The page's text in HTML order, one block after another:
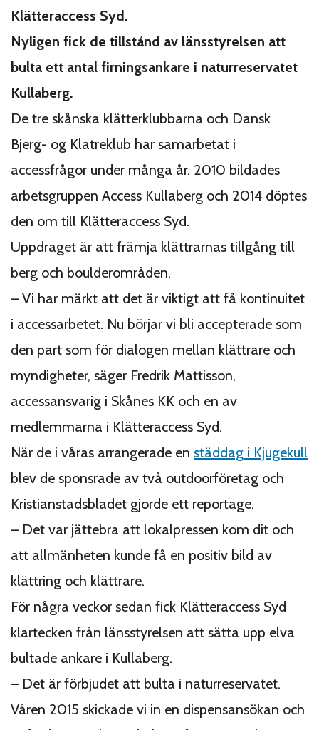
Klätteraccess Syd.
Nyligen fick de tillstånd av länsstyrelsen att
bulta ett antal firningsankare i naturreservatet
Kullaberg.
De tre skånska klätterklubbarna och Dansk
Bjerg- og Klatreklub har samarbetat i
accessfrågor under många år. 2010 bildades
arbetsgruppen Access Kullaberg och 2014 döptes
den om till Klätteraccess Syd.
Uppdraget är att främja klättrarnas tillgång till
berg och boulderområden.
– Vi har märkt att det är viktigt att få kontinuitet
i accessarbetet. Nu börjar vi bli accepterade som
den part som för dialogen mellan klättrare och
myndigheter, säger Fredrik Mattisson,
accessansvarig i Skånes KK och en av
medlemmarna i Klätteraccess Syd.
När de i våras arrangerade en städdag i Kjugekull
blev de sponsrade av två outdoorföretag och
Kristianstadsbladet gjorde ett reportage.
– Det var jättebra att lokalpressen kom dit och
att allmänheten kunde få en positiv bild av
klättring och klättrare.
För några veckor sedan fick Klätteraccess Syd
klartecken från länsstyrelsen att sätta upp elva
bultade ankare i Kullaberg.
– Det är förbjudet att bulta i naturreservatet.
Våren 2015 skickade vi in en dispensansökan och